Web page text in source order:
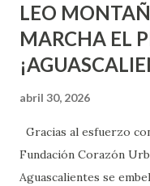
LEO
MARCHA EL
abril 30, 2026
Gracias al esfuerzo
Fundación Corazón
Aguascalientes se